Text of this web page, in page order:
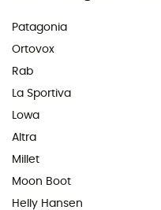
Patagonia
Ortovox
Rab
La Sportiva
Lowa
Altra
Millet
Moon Boot
Helly Hansen